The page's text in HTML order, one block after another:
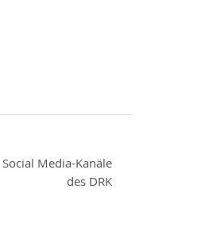
Social Media-Kanäle
des DRK